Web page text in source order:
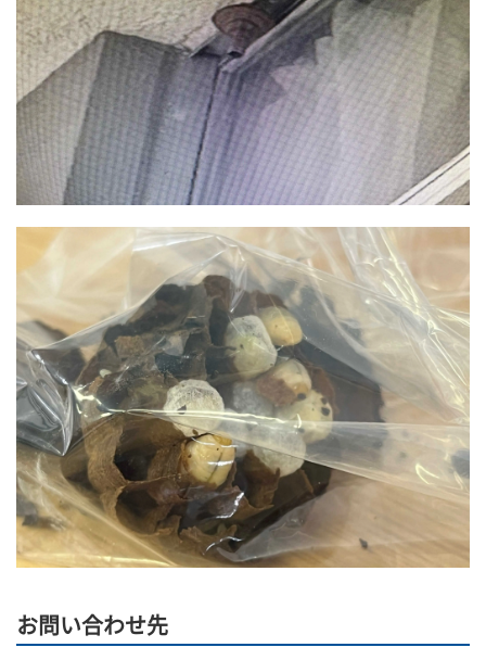
お問い合わせ先